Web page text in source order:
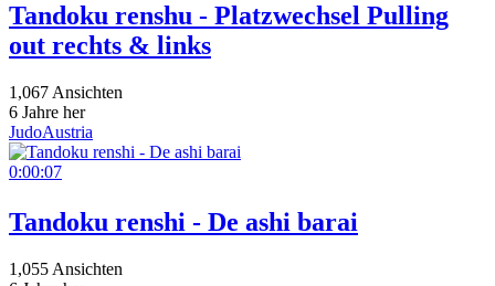
Tandoku renshu - Platzwechsel Pulling
out rechts & links
1,067 Ansichten
6 Jahre her
JudoAustria
0:00:07
Tandoku renshi - De ashi barai
1,055 Ansichten